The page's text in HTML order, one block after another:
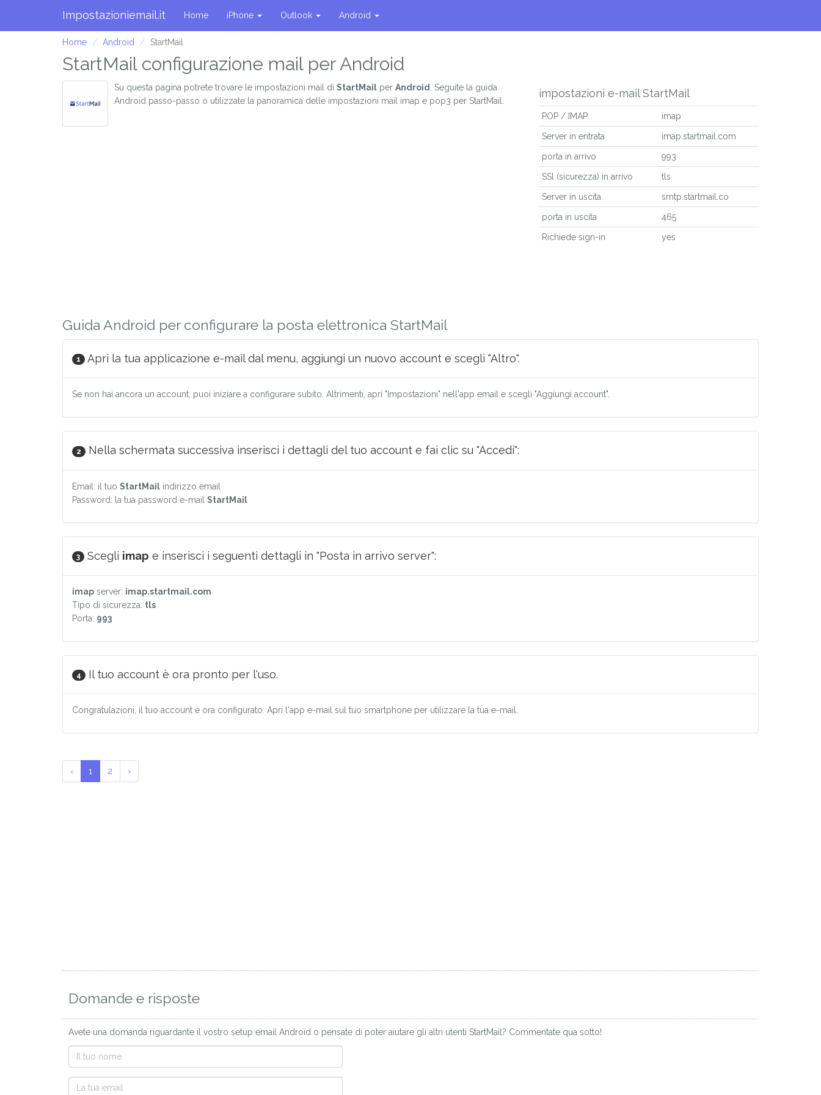
Impostazioniemail.it Home iPhone Outlook Android
Home Android StartMail
StartMail configurazione mail per Android
Su questa pagina potrete trovare le impostazioni mail di StartMail per Android
. Seguite la guida
Android passo-passo o utilizzate la panoramica delle impostazioni mail imap e pop3 per StartMail.
impostazioni e-mail StartMail
POP / IMAP imap
Server in entrata imap.startmail.com
porta in arrivo 993
SSl (sicurezza) in arrivo tls
Server in uscita smtp.startmail.co
porta in uscita 465
Richiede sign-in yes
Guida Android per configurare la posta elettronica StartMail
1 Apri la tua applicazione e-mail dal menu, aggiungi un nuovo account e scegli "Altro".
Se non hai ancora un account, puoi iniziare a configurare subito. Altrimenti, apri "Impostazioni" nell'app email e scegli "Aggiungi account".
2 Nella schermata successiva inserisci i dettagli del tuo account e fai clic su "Accedi":
Email: il tuo StartMail indirizzo email
Password: la tua password e-mail StartMail
3 Scegli imap e inserisci i seguenti dettagli in "Posta in arrivo server":
imap server: imap.startmail.com
Tipo di sicurezza: tls
Porta: 993
4 Il tuo account è ora pronto per l'uso.
Congratulazioni, il tuo account è ora configurato. Apri l'app e-mail sul tuo smartphone per utilizzare la tua e-mail.
‹ 1 2 ›
Domande e risposte
Avete una domanda riguardante il vostro setup email Android o pensate di poter aiutare gli altri utenti StartMail? Commentate qua sotto!